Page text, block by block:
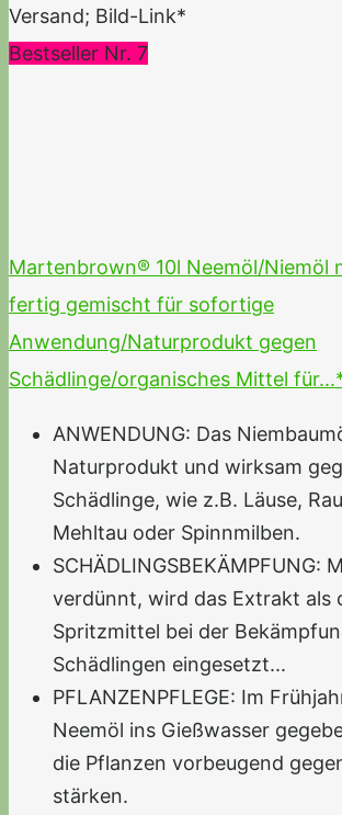
Versand; Bild-Link*
Bestseller Nr. 7
Martenbrown® 10l Neemöl/Niemöl
fertig gemischt für sofortige
Anwendung/Naturprodukt gegen
Schädlinge/organisches Mittel
ANWENDUNG: Das
Naturprodukt und wirksam
Schädlinge, wie z.B. Läuse,
Mehltau oder Spinnmilben.
SCHÄDLINGSBEKÄMPFUNG:
verdünnt, wird das Extrakt als
Spritzmittel bei der
Schädlingen eingesetzt...
PFLANZENPFLEGE: Im
Neemöl ins Gießwasser
die Pflanzen vorbeugend
stärken.